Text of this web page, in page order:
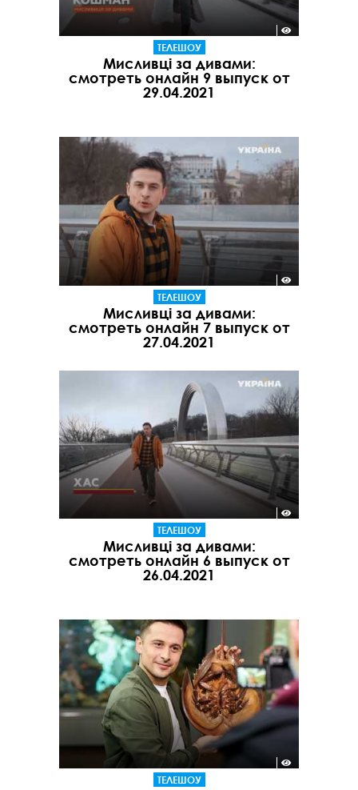
ТЕЛЕШОУ
Мисливці за дивами:
смотреть онлайн 9 выпуск от
29.04.2021
ТЕЛЕШОУ
Мисливці за дивами:
смотреть онлайн 7 выпуск от
27.04.2021
ТЕЛЕШОУ
Мисливці за дивами:
смотреть онлайн 6 выпуск от
26.04.2021
ТЕЛЕШОУ